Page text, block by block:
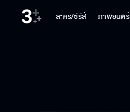
ละคร/ซีรีส์ ภาพยนตร์